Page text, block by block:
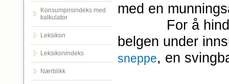
Konsumprisindeks med
kalkulator
Leksikon
Leksikonindeks
Nærblikk
med en
For å hindre
belgen under
sneppe, en